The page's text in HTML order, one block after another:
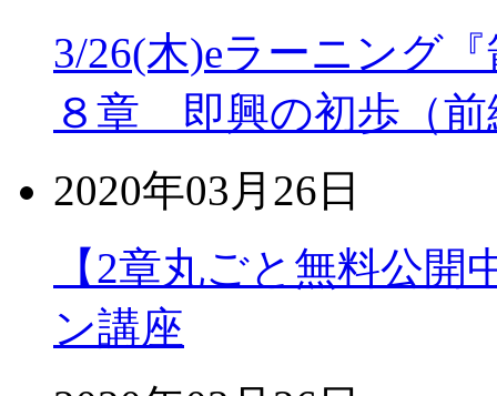
3/26(木)eラーニング
８章 即興の初歩（前
2020年03月26日
【2章丸ごと無料公
ン講座